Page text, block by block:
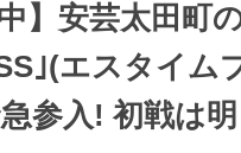
】安芸太田町
｣(エスタイム
参入! 初戦は明